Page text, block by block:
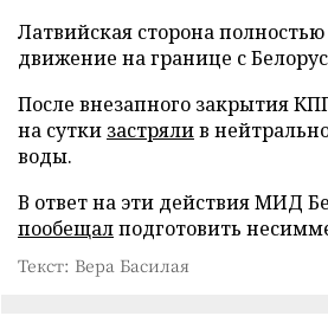
Латвийская сторона полностью
движение на границе с
После внезапного закрытия
на сутки застрялив
воды.
В ответ на эти действия МИД
пообещалподготовить
Текст: Вера Басилая